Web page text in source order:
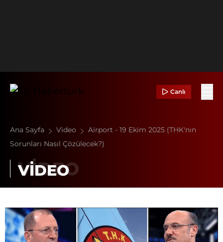
Canlı
Ana Sayfa Video
Airport - 19 Ekim 2025 (THK'nın
Sorunları Nasıl Çözülecek?)
VİDEO